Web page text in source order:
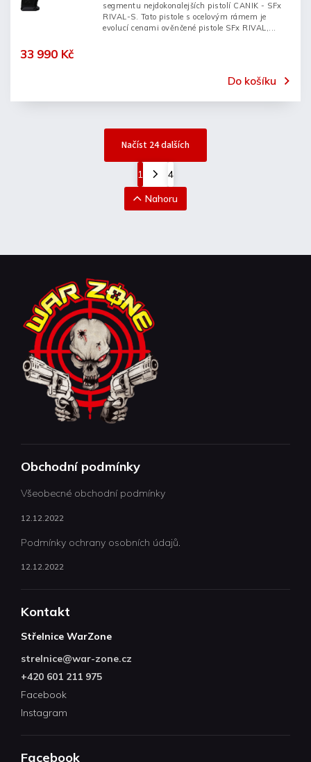
33 990 Kč
Do košíku
segmentu nejdokonalejších pistolí CANIK - SFx
RIVAL-S. Tato pistole s ocelovým rámem je
evolucí cenami ověnčené pistole SFx RIVAL,...
Načíst 24 dalších
1
4
Nahoru
Obchodní podmínky
Všeobecné obchodní podmínky
12.12.2022
Podmínky ochrany osobních údajů.
12.12.2022
Kontakt
Střelnice WarZone
strelnice@war-zone.cz
+420 601 211 975
Facebook
Instagram
Facebook